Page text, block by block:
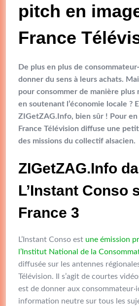
pitch en
France
De plus en plus de
donner du sens à leurs achats.
pour consommer de manière plus
en soutenant l’économie locale ?
ZIGetZAG.Info, bien sûr ! Pour
France Télévision diffuse une
des missions du collectif alsacien.
ZIGetZAG.Info
L’Instant Conso
France 3
L’Instant Conso est une émission
l’Institut National de la
diffusée sur les antennes
Télévision. Il s’agit de courtes
est de donner aux
information neutre sur tous les